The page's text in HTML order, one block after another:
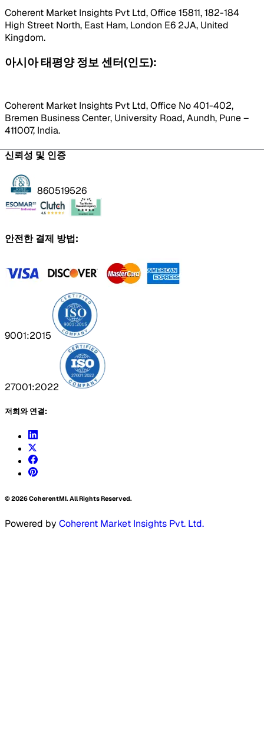
Coherent Market Insights Pvt Ltd, Office 15811, 182-184
High Street North, East Ham, London E6 2JA, United
Kingdom.
아시아 태평양 정보 센터(인도):
Coherent Market Insights Pvt Ltd, Office No 401-402,
Bremen Business Center, University Road, Aundh, Pune –
411007, India.
신뢰성 및 인증
860519526
안전한 결제 방법:
9001:2015
27001:2022
저희와 연결:
©2026CoherentMI. All Rights Reserved.
Powered by Coherent Market Insights Pvt. Ltd.